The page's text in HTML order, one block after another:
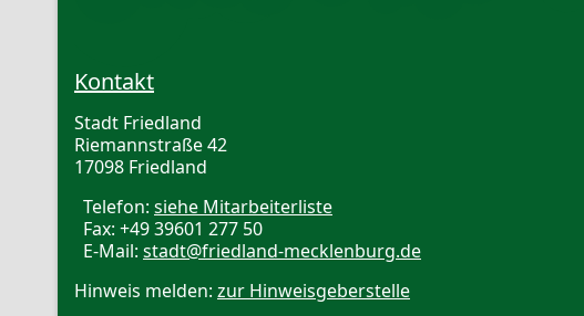
Kontakt
Stadt Friedland
Riemannstraße 42
17098 Friedland
Telefon: siehe Mitarbeiterliste
Fax: +49 39601 277 50
E-Mail: stadt@friedland-mecklenburg.de
Hinweis melden: zur Hinweisgeberstelle